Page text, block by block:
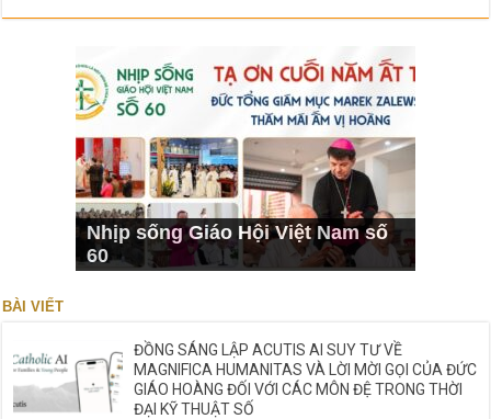
Nhịp sống Giáo Hội Việt Nam số
60
BÀI VIẾT
ĐỒNG SÁNG LẬP ACUTIS AI SUY TƯ VỀ
MAGNIFICA HUMANITAS VÀ LỜI MỜI GỌI CỦA ĐỨC
GIÁO HOÀNG ĐỐI VỚI CÁC MÔN ĐỆ TRONG THỜI
ĐẠI KỸ THUẬT SỐ